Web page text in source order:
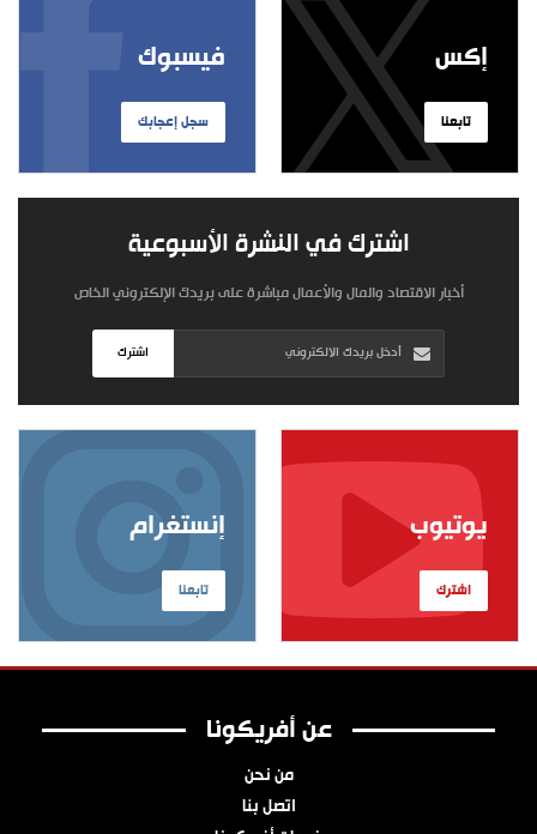
فيسبوك
سجل إعجابك
إكس
تابعنا
اشترك في النشرة الأسبوعية
أخبار الاقتصاد والمال والأعمال مباشرة على بريدك الإلكتروني الخاص
اشترك
إنستغرام
تابعنا
يوتيوب
اشترك
عن أفريكونا
من نحن
اتصل بنا